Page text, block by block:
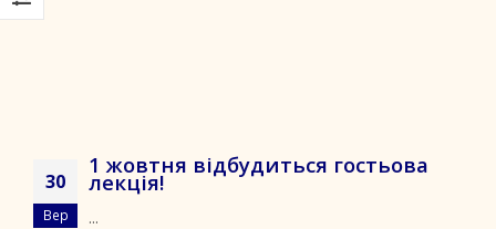
30
Вер
1 жовтня відбудиться гостьова
лекція!
...